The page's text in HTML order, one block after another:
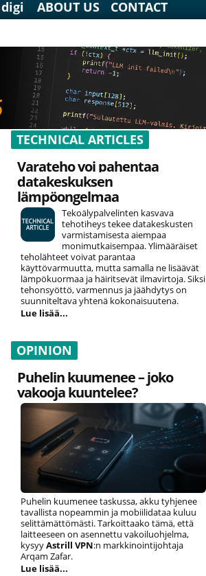
ABOUT US CONTACT
TECHNICAL ARTICLES
Varateho voi pahentaa
datakeskuksen
lämpöongelmaa
Tekoälypalvelinten kasvava
tehotiheys tekee datakeskusten
varmistamisesta aiempaa
monimutkaisempaa. Ylimääräiset
teholähteet voivat parantaa
käyttövarmuutta, mutta samalla ne lisäävät
lämpökuormaa ja häiritsevät ilmavirtoja. Siksi
tehonsyöttö, varmennus ja jäähdytys on
suunniteltava yhtenä kokonaisuutena.
Lue lisää...
OPINION
Puhelin kuumenee – joko
vakooja kuuntelee?
Puhelin kuumenee taskussa, akku tyhjenee
tavallista nopeammin ja mobiilidataa kuluu
selittämättömästi. Tarkoittaako tämä, että
laitteeseen on asennettu vakoiluohjelma,
kysyyAstrill VPN:n markkinointijohtaja
Arqam Zafar.
Lue lisää...